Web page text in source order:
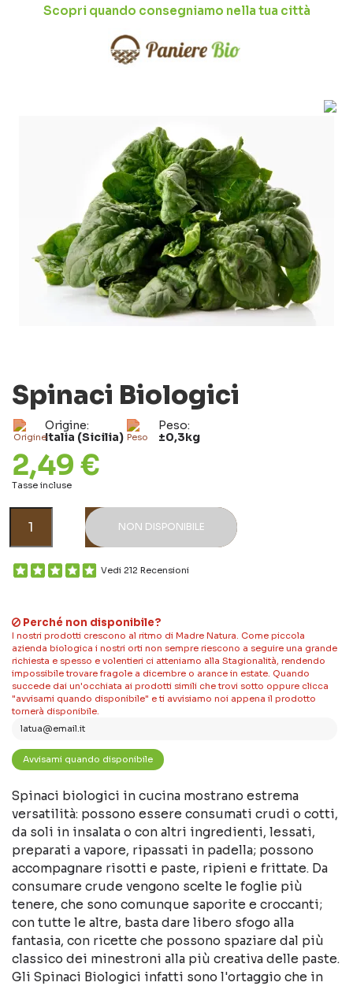
Scopri quando consegniamo nella tua città
Spinaci Biologici
Origine:
Italia (Sicilia)
Peso:
±0,3kg
2,49 €
Tasse incluse
NON DISPONIBILE
Vedi 212 Recensioni
Perché non disponibile?
I nostri prodotti crescono al ritmo di Madre Natura. Come piccola
azienda biologica i nostri orti non sempre riescono a seguire una grande
richiesta e spesso e volentieri ci atteniamo alla Stagionalità, rendendo
impossibile trovare fragole a dicembre o arance in estate. Quando
succede dai un'occhiata ai prodotti simili che trovi sotto oppure clicca
"avvisami quando disponibile" e ti avvisiamo noi appena il prodotto
tornerà disponibile.
Spinaci biologici in cucina mostrano estrema
versatilità: possono essere consumati crudi o cotti,
da soli in insalata o con altri ingredienti, lessati,
preparati a vapore, ripassati in padella; possono
accompagnare risotti e paste, ripieni e frittate. Da
consumare crude vengono scelte le foglie più
tenere, che sono comunque saporite e croccanti;
con tutte le altre, basta dare libero sfogo alla
fantasia, con ricette che possono spaziare dal più
classico dei minestroni alla più creativa delle paste.
Gli Spinaci Biologici infatti sono l'ortaggio che in